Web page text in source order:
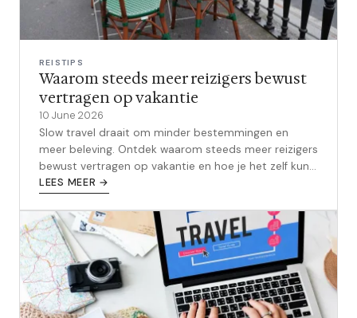
REISTIPS
Waarom steeds meer reizigers bewust
vertragen op vakantie
10 June 2026
Slow travel draait om minder bestemmingen en
meer beleving. Ontdek waarom steeds meer reizigers
bewust vertragen op vakantie en hoe je het zelf kunt
aanpakken.
LEES MEER →